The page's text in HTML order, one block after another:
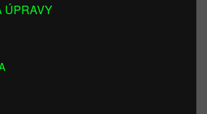
ÚPRAVY